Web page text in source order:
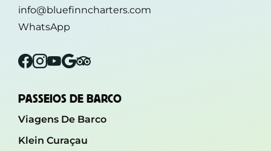
info@bluefinncharters.com
WhatsApp
Facebook
Instagram
YouTube
GoogleTripadvisor
PASSEIOS DE BARCO
Viagens De Barco
Klein Curaçau